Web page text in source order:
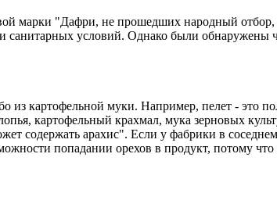
марки "Дафри, не прошедших народный
санитарных условий. Однако были обнаружены
из картофельной муки. Например, пелет - это
картофельный крахмал, мука зерновых
содержать арахис". Если у фабрики в
попадании орехов в продукт, потому